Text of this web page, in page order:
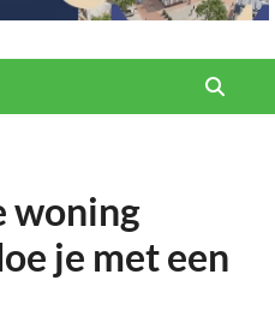
woning
je met een